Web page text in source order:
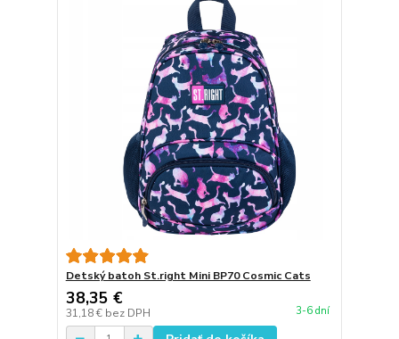
Detský batoh St.right Mini BP70 Cosmic Cats
38,35 €
31,18 € bez DPH 3-6 dní